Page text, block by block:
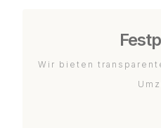
Wir bieten